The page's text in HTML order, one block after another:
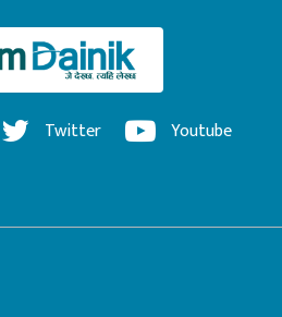
Twitter Youtube